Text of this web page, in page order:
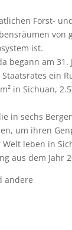
Forst-
ist.
begann am
ein
in Sichuan,
in sechs
um ihren
leben in
aus dem
andere